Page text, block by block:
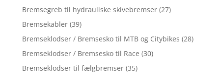
Bremsegreb til hydrauliske skivebremser (27)
Bremsekabler (39)
Bremseklodser / Bremsesko til MTB og Citybikes (28)
Bremseklodser / Bremsesko til Race (30)
Bremseklodser til fælgbremser (35)